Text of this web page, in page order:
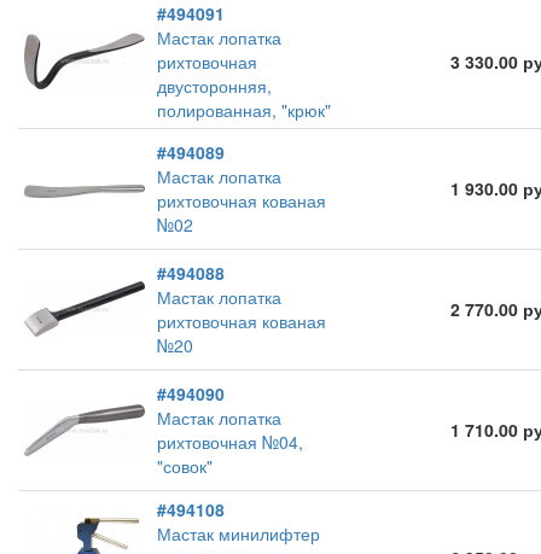
#494091
Мастак лопатка
рихтовочная
двусторонняя,
полированная, "крюк"
3 330.00
#494089
Мастак лопатка
рихтовочная кованая
№02
1 930.00
#494088
Мастак лопатка
рихтовочная кованая
№20
2 770.00
#494090
Мастак лопатка
рихтовочная №04,
"совок"
1 710.00
#494108
Мастак минилифтер